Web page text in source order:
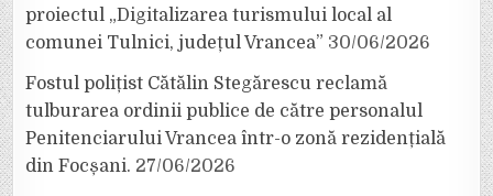
proiectul „Digitalizarea turismului local al
comunei Tulnici, județul Vrancea” 30/06/2026
Fostul polițist Cătălin Stegărescu reclamă
tulburarea ordinii publice de către personalul
Penitenciarului Vrancea într-o zonă rezidențială
din Focșani. 27/06/2026